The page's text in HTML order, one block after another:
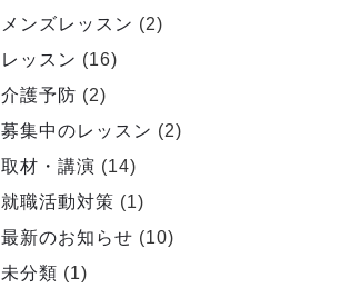
メンズレッスン (2)
レッスン (16)
介護予防 (2)
募集中のレッスン (2)
取材・講演 (14)
就職活動対策 (1)
最新のお知らせ (10)
未分類 (1)